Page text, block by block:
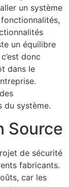
un système
un équilibre
donc
dans le
du système.
Source
de sécurité
fabricants.
car les